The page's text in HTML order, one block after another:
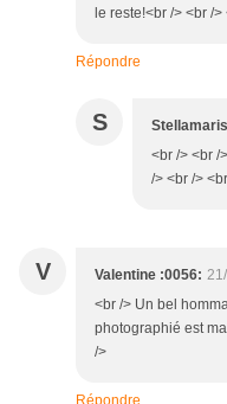
le reste!<br /> <br /
Répondre
S Stellamaris
<br /> <br /
/> <br />
V Valentine :0056:
<br /> Un bel
photographié est
/>